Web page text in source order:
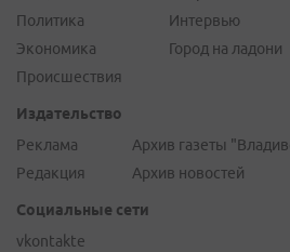
Политика
Экономика
Происшествия
Интервью
Город на ладони
Издательство
Реклама
Редакция
Архив газеты
Архив новостей
Социальные сети
vkontakte